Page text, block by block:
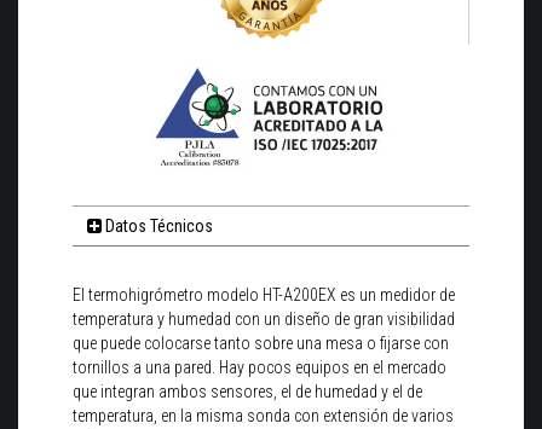
Datos Técnicos
El termohigrómetro modelo HT-A200EX es un medidor de
temperatura y humedad con un diseño de gran visibilidad
que puede colocarse tanto sobre una mesa o fijarse con
tornillos a una pared. Hay pocos equipos en el mercado
que integran ambos sensores, el de humedad y el de
temperatura, en la misma sonda con extensión de varios